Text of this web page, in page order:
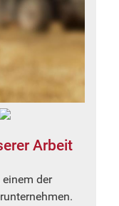
Arbeit
einem der